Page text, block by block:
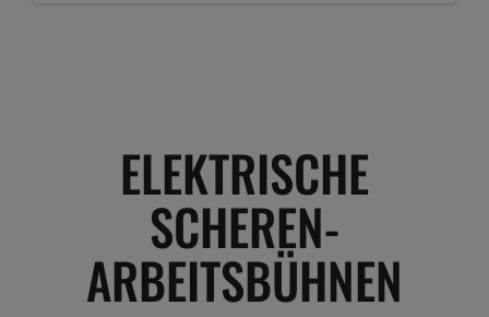
ELEKTRISCHE
SCHEREN-
ARBEITSBÜHNEN